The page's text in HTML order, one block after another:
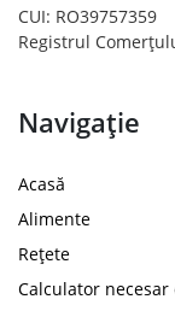
CUI: RO39757359
Registrul
Navigație
Acasă
Alimente
Rețete
Calculator necesar